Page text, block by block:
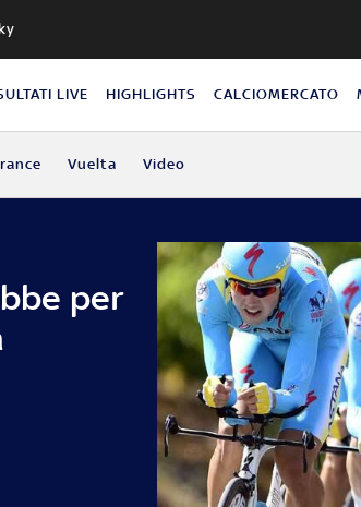
LIVE HIGHLIGHTS CALCIOMERCATO
Vuelta Video
per